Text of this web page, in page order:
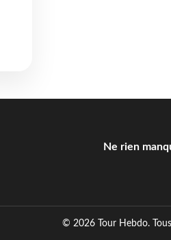
Ne rien
© 2026 Tour Hebdo.